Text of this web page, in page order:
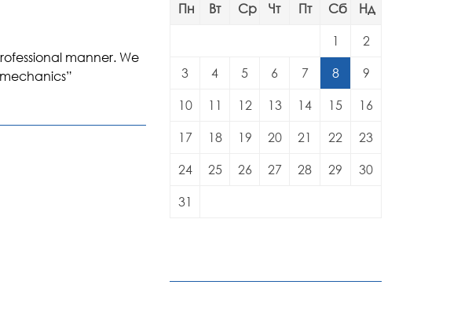
manner. We
Пн Вт Ср Чт Пт Сб Нд
1 2
3 4 5 6 7 8 9
10 11 12 13 14 15 16
17 18 19 20 21 22 23
24 25 26 27 28 29 30
31